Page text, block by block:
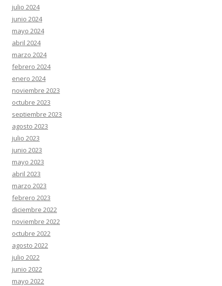
julio 2024
junio 2024
mayo 2024
abril 2024
marzo 2024
febrero 2024
enero 2024
noviembre 2023
octubre 2023
septiembre 2023
agosto 2023
julio 2023
junio 2023
mayo 2023
abril 2023
marzo 2023
febrero 2023
diciembre 2022
noviembre 2022
octubre 2022
agosto 2022
julio 2022
junio 2022
mayo 2022